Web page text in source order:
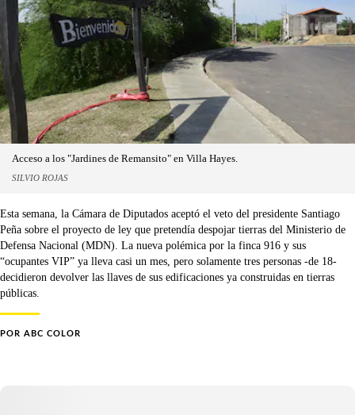
Acceso a los "Jardines de Remansito" en Villa Hayes.
SILVIO ROJAS
Esta semana, la Cámara de Diputados aceptó el veto del presidente Santiago
Peña sobre el proyecto de ley que pretendía despojar tierras del Ministerio de
Defensa Nacional (MDN). La nueva polémica por la finca 916 y sus
“ocupantes VIP” ya lleva casi un mes, pero solamente tres personas -de 18-
decidieron devolver las llaves de sus edificaciones ya construidas en tierras
públicas.
POR ABC COLOR